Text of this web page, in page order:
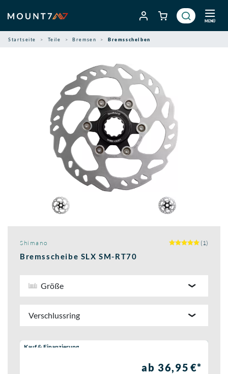
Inhalt
springen
MENÜ
Startseite Teile Bremsen Bremsscheiben
Shimano (1)
Bremsscheibe SLX SM-RT70
Größe
Verschlussring
Wähle eine Preisoption:
Kauf & Finanzierung
ab 36,95 €*